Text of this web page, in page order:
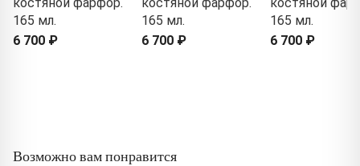
165 мл.
6 700 ₽
165 мл.
6 700 ₽
165 мл.
6 700 ₽
Возможно вам понравится